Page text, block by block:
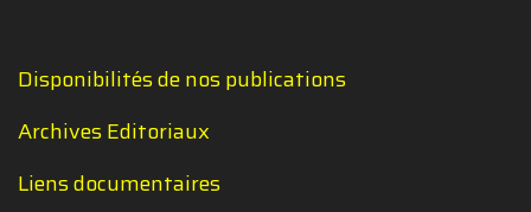
Disponibilités de nos publications
Archives Editoriaux
Liens documentaires